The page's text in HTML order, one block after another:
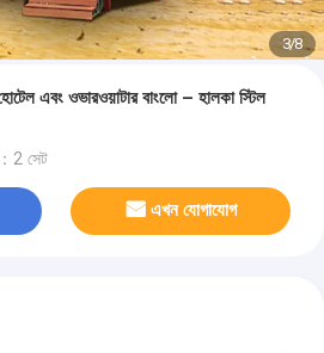
3/8
এবং ওভারওয়াটার বাংলো – হালকা স্টিল
2 সেট
এখন যোগাযোগ